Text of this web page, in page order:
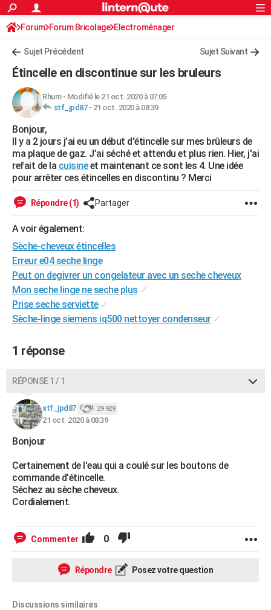
ACTUALITÉS
Politique
Société
Faits Divers
Education
Monde
Villes
+
FINANCE
Retraite
Impôts
Epargne
Immobilier
Risques naturels par ville
Banque
Assurance
Crédit
AUTO
Essais
Réserver un essai
Citadines
Berlines
SUV
Forum auto
+HIGH-TECH
Mobiles
Meilleur smartphone
Internet
Ordinateurs
Jeux vidéo
Guide high-tech
+BRICOLAGE
Forum
Aménagement intérieur
Extérieur
Cuisine
Salle de bains
Jardinage
Rangement
Guides de France
Escapades
Patrimoine
Expositions
Musées
Week-end nature
Art de vivre
Bien-être
Loisirs
Mode
Modes de vie
Alimentation
Guide de la santé
Maladies
Médicaments
Sommeil
VOYAGE
Voyage nature
Voyage de noces
PHOTO
GUIDES D'ACHAT
CARTE DE VOEUX
Carte de Noël
Carte Bonne année
Carte Saint-Valentin
Carte Pâques
Carte d'anniversaire
DICTIONNAIRE
Dictionnaire
Biographies
Citations
Expressions
Proverbes
PROGRAMME TV
FORUM
Bricolage
Lifestyle
Culture
Sport
Auto
Television
Voyage
Cinema
S'inscrire
Connexion
Forum Forum Bricolage Electroménager
Sujet Précédent Sujet Suivant
Étincelle en discontinue sur les bruleurs
Rhum- Modifié le 21 oct. 2020 à 07:05
stf_jpd87- 21 oct. 2020 à 08:39
Bonjour,
Il y a 2 jours j’ai eu un début d'étincelle sur mes brûleurs de
ma plaque de gaz. J’ai séché et attendu et plus rien. Hier, j'ai
refait de la cuisineet maintenant ce sont les 4. Une idée
pour arrêter ces étincelles en discontinu ? Merci
Répondre (1) Partager
A voir également:
Sèche-cheveux étincelles
Erreur e04 seche linge
Peut on degivrer un congelateur avec un seche cheveux
Mon seche linge ne seche plus ✓
Prise seche serviette ✓
Sèche-linge siemens iq500 nettoyer condenseur ✓
1 réponse
RÉPONSE 1 / 1
stf_jpd87 29 929
21 oct. 2020 à 08:39
Bonjour
Certainement de l'eau qui a coulé sur les boutons de
commande d'étincelle.
Séchez au sèche cheveux.
Cordialement.
Commenter 0
Répondre Posez votre question
Discussions similaires